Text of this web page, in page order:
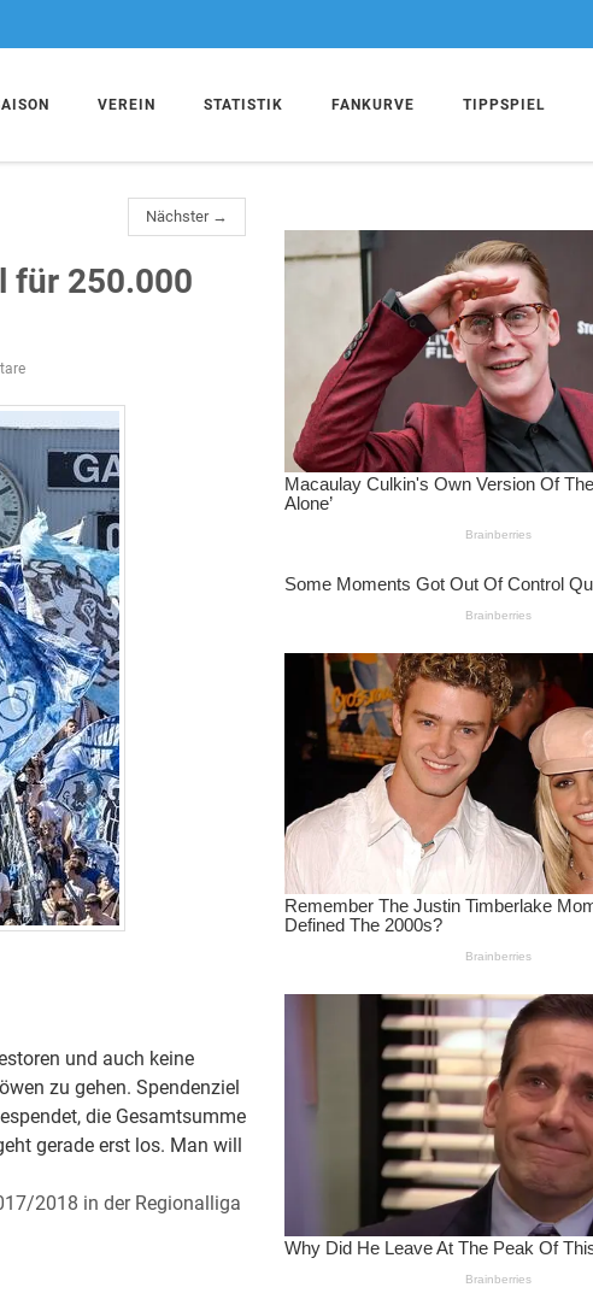
VEREIN STATISTIK FANKURVE TIPPSPIEL
Nächster →
für 250.000
und auch keine
zu gehen. Spendenziel
die Gesamtsumme
gerade erst los. Man will
2018 in der Regionalliga